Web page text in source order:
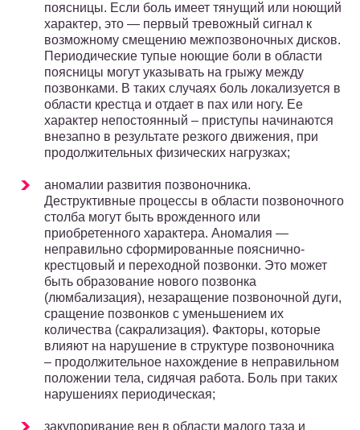
поясницы. Если боль имеет тянущий или ноющий
характер, это — первый тревожный сигнал к
возможному смещению межпозвоночных дисков.
Периодические тупые ноющие боли в области
поясницы могут указывать на грыжу между
позвонками. В таких случаях боль локализуется в
области крестца и отдает в пах или ногу. Ее
характер непостоянный – приступы начинаются
внезапно в результате резкого движения, при
продолжительных физических нагрузках;
аномалии развития позвоночника.
Деструктивные процессы в области позвоночного
столба могут быть врожденного или
приобретенного характера. Аномалия —
неправильно сформированные пояснично-
крестцовый и переходной позвонки. Это может
быть образование нового позвонка
(люмбализация), незаращение позвоночной дуги,
сращение позвонков с уменьшением их
количества (сакрализация). Факторы, которые
влияют на нарушение в структуре позвоночника
– продолжительное нахождение в неправильном
положении тела, сидячая работа. Боль при таких
нарушениях периодическая;
закупоривание вен в области малого таза и